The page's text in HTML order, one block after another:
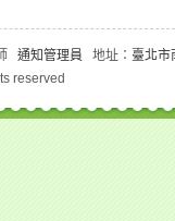
通知管理員 地址： 臺北市
reserved